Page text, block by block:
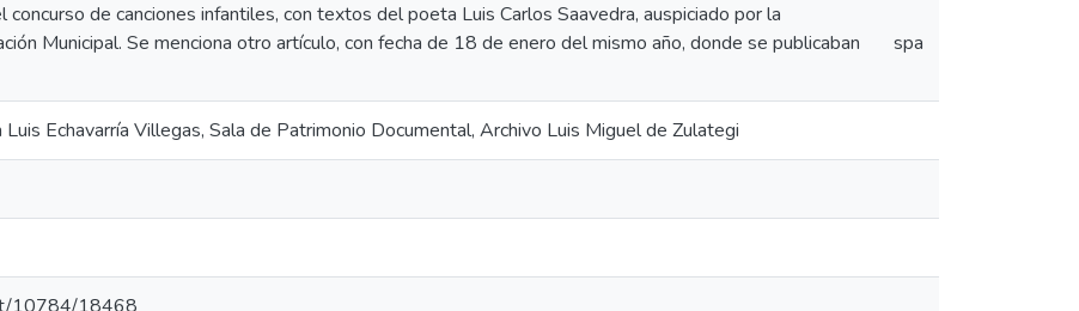
concurso de canciones infantiles, con textos del poeta Luis Carlos Saavedra, auspiciado por la
Municipal. Se menciona otro artículo, con fecha de 18 de enero del mismo año, donde se publicaban
spa
Echavarría Villegas, Sala de Patrimonio Documental, Archivo Luis Miguel de Zulategi